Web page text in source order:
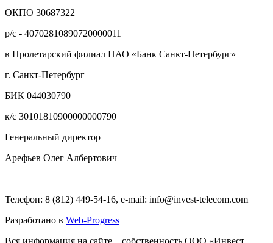
ОКПО 30687322
р/с - 40702810890720000011
в Пролетарский филиал ПАО «Банк Санкт-Петербург»
г. Санкт-Петербург
БИК 044030790
к/с 30101810900000000790
Генеральный директор
Арефьев Олег Албертович
Телефон: 8 (812) 449-54-16, e-mail: info@invest-telecom.com
Разработано в Web-Progress